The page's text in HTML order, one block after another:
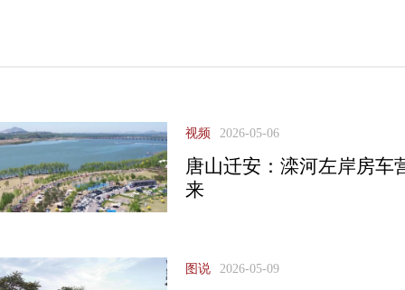
视频 2026-05-06
唐山迁安：滦河左岸房车
来
图说 2026-05-09